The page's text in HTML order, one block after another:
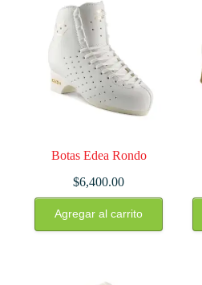
opciones
se
pueden
elegir
en
la
página
de
Botas Edea Rondo
$6,400.00
Agregar al carrito
Este
producto
tiene